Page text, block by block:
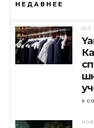
НЕДАВНЕЕ
ICT
0